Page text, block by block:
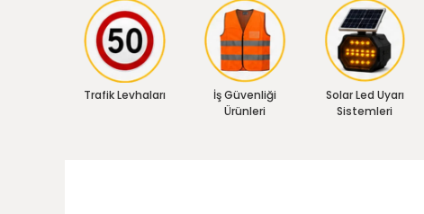
Trafik Levhaları
İş Güvenliği
Ürünleri
Solar Led Uyarı
Sistemleri